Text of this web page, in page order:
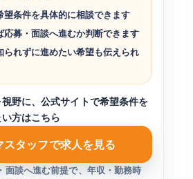
望条件を具体的に相談できます
応募・面談へ進むか判断できます
られずに進めたい希望も伝えられ
野に、公式サイトで希望条件を
方はこちら
スタッフで求人を見る
面談へ進む前提で、年収・勤務時